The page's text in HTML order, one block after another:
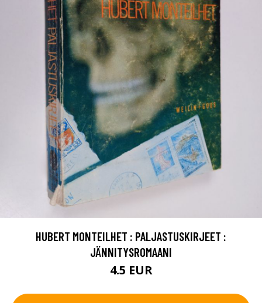
HUBERT MONTEILHET : PALJASTUSKIRJEET :
JÄNNITYSROMAANI
4.5 EUR